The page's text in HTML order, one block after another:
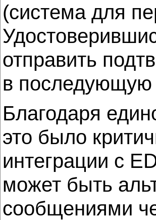
(система для
отправить
в последующую
Благодаря
это было
интеграции с
может быть
сообщениями